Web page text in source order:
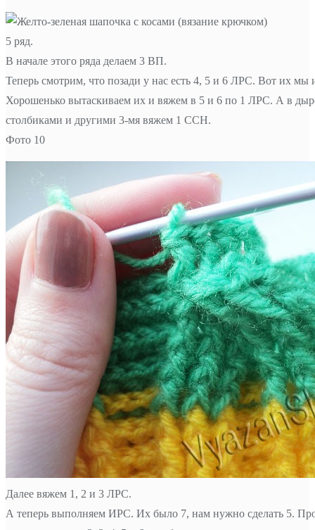
5 ряд.
В начале этого ряда делаем 3 ВП.
Теперь смотрим, что позади у нас есть 4, 5 и 6 ЛРС. Вот их мы
Хорошенько вытаскиваем их и вяжем в 5 и 6 по 1 ЛРС. А в
столбиками и другими 3-мя вяжем 1 ССН.
Фото 10
Далее вяжем 1, 2 и 3 ЛРС.
А теперь выполняем ИРС. Их было 7, нам нужно сделать 5.